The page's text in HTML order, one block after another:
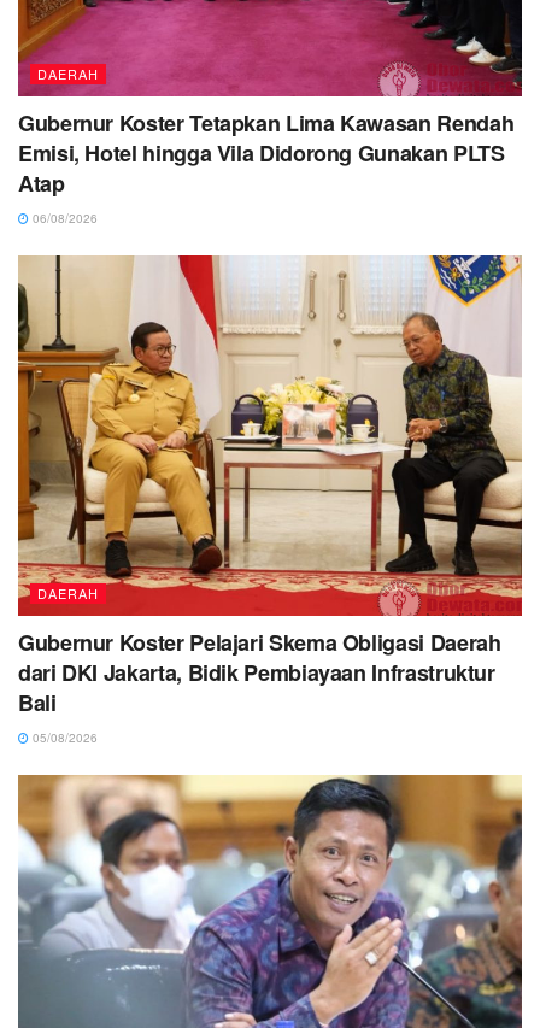
DAERAH
Gubernur Koster Tetapkan Lima Kawasan Rendah
Emisi, Hotel hingga Vila Didorong Gunakan PLTS
Atap
06/08/2026
DAERAH
Gubernur Koster Pelajari Skema Obligasi Daerah
dari DKI Jakarta, Bidik Pembiayaan Infrastruktur
Bali
05/08/2026